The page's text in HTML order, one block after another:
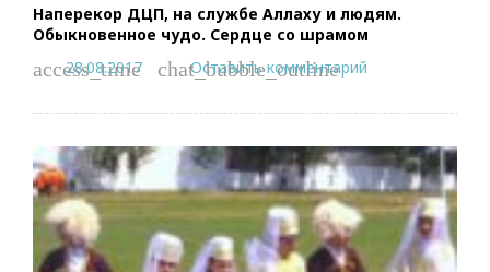
Наперекор ДЦП, на службе Аллаху и людям.
Обыкновенное чудо. Сердце со шрамом
access_time
28.08.2017 chat_bubble_outline
Оставить комментарий